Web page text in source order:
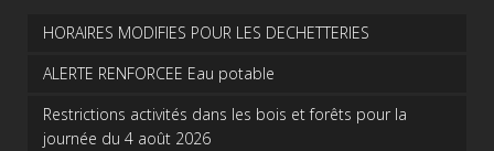
HORAIRES MODIFIES POUR LES DECHETTERIES
ALERTE RENFORCEE Eau potable
Restrictions activités dans les bois et forêts pour la
journée du 4 août 2026